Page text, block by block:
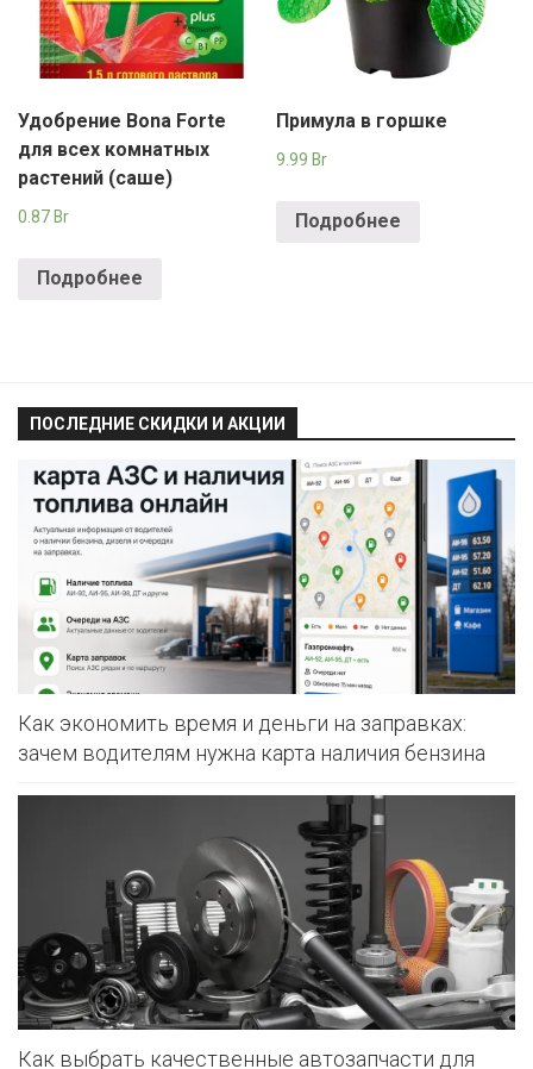
Удобрение Bona Forte
для всех комнатных
растений (саше)
0.87 Br
Подробнее
Примула в горшке
9.99 Br
Подробнее
ПОСЛЕДНИЕ СКИДКИ И АКЦИИ
Как экономить время и деньги на заправках:
зачем водителям нужна карта наличия бензина
Как выбрать качественные автозапчасти для